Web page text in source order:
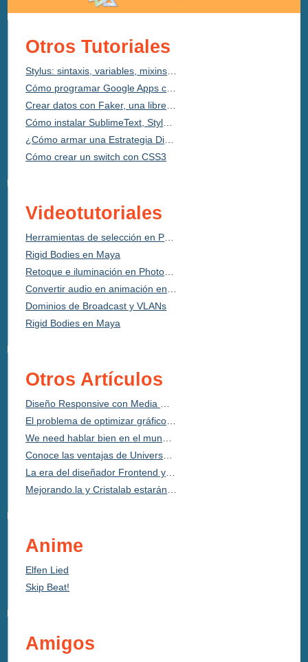
Otros Tutoriales
Cómo crear un switch con CSS3
Videotutoriales
Rigid Bodies en Maya
Dominios de Broadcast y VLANs
Rigid Bodies en Maya
Otros Artículos
Anime
Elfen Lied
Skip Beat!
Amigos